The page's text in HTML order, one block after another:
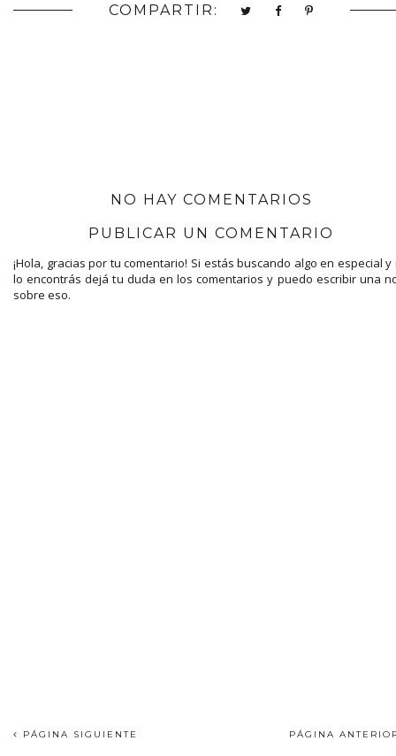
COMPARTIR:
NO HAY COMENTARIOS
PUBLICAR UN COMENTARIO
¡Hola, gracias por tu comentario! Si estás buscando algo en especial y
lo encontrás dejá tu duda en los comentarios y puedo escribir una
sobre eso.
PÁGINA SIGUIENTE PÁGINA